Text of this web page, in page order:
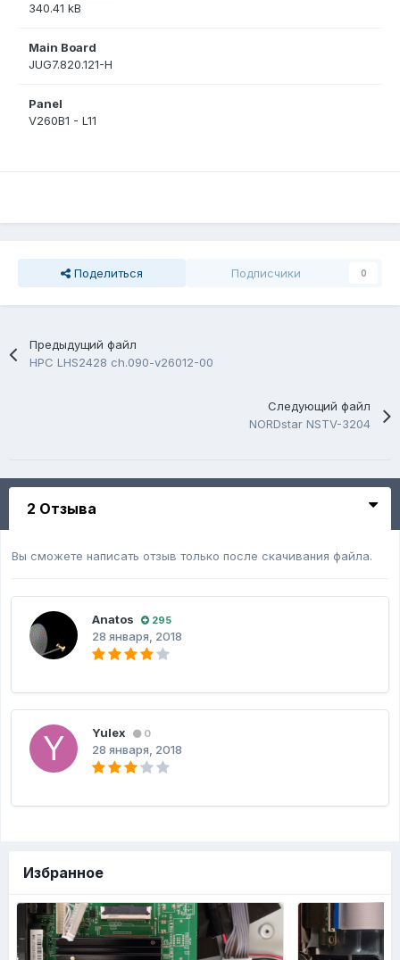
340.41 kB
Main Board
JUG7.820.121-H
Panel
V260B1 - L11
Поделиться Подписчики 0
Предыдущий файл
HPC LHS2428 ch.090-v26012-00
Следующий файл
NORDstar NSTV-3204
2 Отзыва
Вы сможете написать отзыв только после скачивания файла.
Anatos 295
28 января, 2018
Yulex 0
28 января, 2018
Избранное